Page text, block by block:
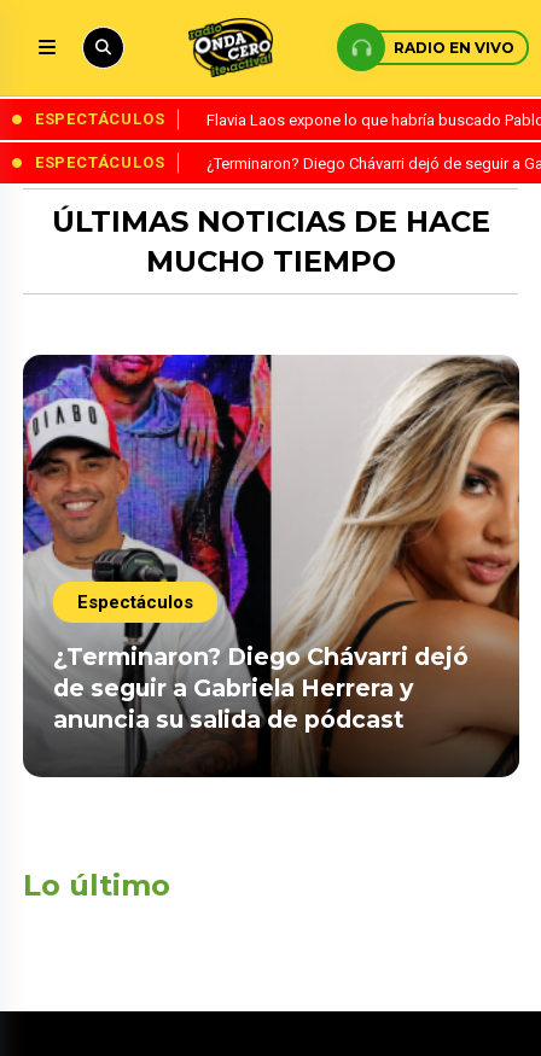
RADIO EN VIVO
ESPECTÁCULOS Flavia Laos expone lo que habría buscado
ESPECTÁCULOS ¿Terminaron? Diego Chávarri dejó de seguir a
ÚLTIMAS NOTICIAS DE HACE
MUCHO TIEMPO
Espectáculos
¿Terminaron? Diego Chávarri dejó
de seguir a Gabriela Herrera y
anuncia su salida de pódcast
Lo último